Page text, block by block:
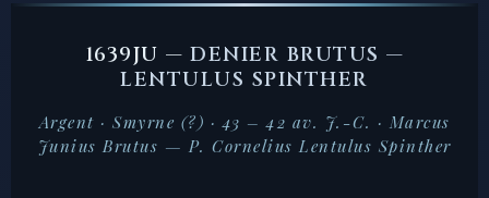
1639JU — DENIER BRUTUS —
LENTULUS SPINTHER
Argent · Smyrne (?) · 43 – 42 av. J.-C. · Marcus
Junius Brutus — P. Cornelius Lentulus Spinther